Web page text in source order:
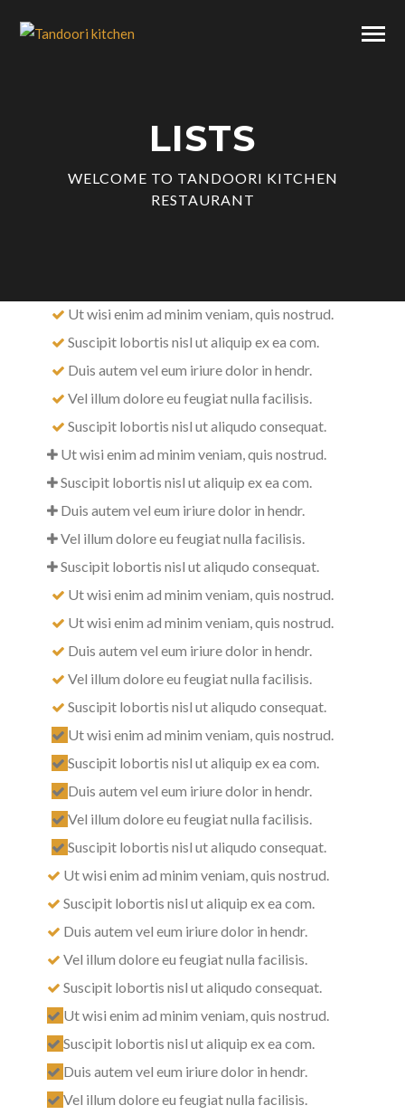
LISTS
WELCOME TO TANDOORI KITCHEN
RESTAURANT
Ut wisi enim ad minim veniam, quis nostrud.
Suscipit lobortis nisl ut aliquip ex ea com.
Duis autem vel eum iriure dolor in hendr.
Vel illum dolore eu feugiat nulla facilisis.
Suscipit lobortis nisl ut aliqudo consequat.
Ut wisi enim ad minim veniam, quis nostrud.
Suscipit lobortis nisl ut aliquip ex ea com.
Duis autem vel eum iriure dolor in hendr.
Vel illum dolore eu feugiat nulla facilisis.
Suscipit lobortis nisl ut aliqudo consequat.
Ut wisi enim ad minim veniam, quis nostrud.
Ut wisi enim ad minim veniam, quis nostrud.
Duis autem vel eum iriure dolor in hendr.
Vel illum dolore eu feugiat nulla facilisis.
Suscipit lobortis nisl ut aliqudo consequat.
Ut wisi enim ad minim veniam, quis nostrud.
Suscipit lobortis nisl ut aliquip ex ea com.
Duis autem vel eum iriure dolor in hendr.
Vel illum dolore eu feugiat nulla facilisis.
Suscipit lobortis nisl ut aliqudo consequat.
Ut wisi enim ad minim veniam, quis nostrud.
Suscipit lobortis nisl ut aliquip ex ea com.
Duis autem vel eum iriure dolor in hendr.
Vel illum dolore eu feugiat nulla facilisis.
Suscipit lobortis nisl ut aliqudo consequat.
Ut wisi enim ad minim veniam, quis nostrud.
Suscipit lobortis nisl ut aliquip ex ea com.
Duis autem vel eum iriure dolor in hendr.
Vel illum dolore eu feugiat nulla facilisis.